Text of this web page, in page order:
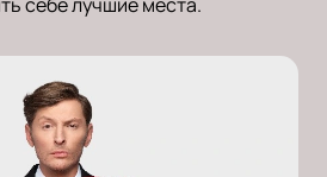
себе лучшие места.